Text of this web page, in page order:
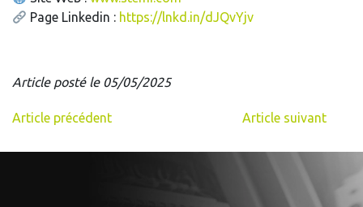
Page Linkedin : https://lnkd.in/dJQvYjv
Article posté le 05/05/2025
Article précédent Article suivant